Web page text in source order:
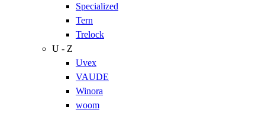
Specialized
Tern
Trelock
U - Z
Uvex
VAUDE
Winora
woom